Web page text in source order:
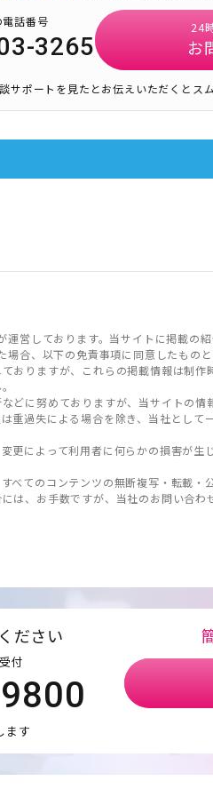
電話番号
3265
24
お
サポートを見たとお伝えいただくとスム
営しております。当サイトに掲載の
合、以下の免責事項に同意したものと
おりますが、これらの掲載情報は制
どに努めておりますが、当サイトの
重過失による場合を除き、当社とし
更によって利用者に何らかの損害が
てのコンテンツの無断複写・転載・
は、お手数ですが、当社のお問い合わ
ださい
付
ます